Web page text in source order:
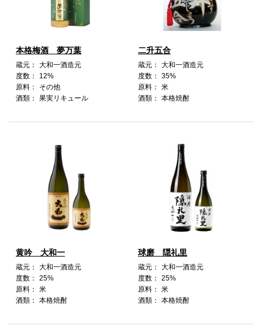
本格梅酒 夢万葉
蔵元：
大和一酒造元
度数：
12%
原料：
その他
酒類：
果実リキュール
二升五合
蔵元：
大和一酒造元
度数：
35%
原料：
米
酒類：
本格焼酎
黄吟 大和一
蔵元：
大和一酒造元
度数：
25%
原料：
米
酒類：
本格焼酎
球磨 隠礼里
蔵元：
大和一酒造元
度数：
25%
原料：
米
酒類：
本格焼酎